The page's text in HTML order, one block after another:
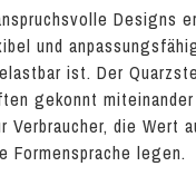
Designs
und
ist. Der
gekonnt
Verbraucher, die Wert
Formensprache legen.